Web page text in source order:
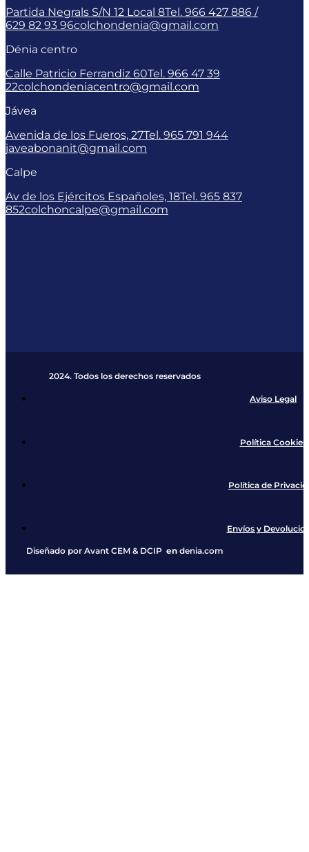
Partida Negrals S/N 12 Local 8Tel. 966 427 886 /
629 82 93 96colchondenia@gmail.com
Dénia centro
Calle Patricio Ferrandiz 60Tel. 966 47 39
22colchondeniacentro@gmail.com
Jávea
Avenida de los Fueros, 27Tel. 965 791 944
javeabonanit@gmail.com
Calpe
Av de los Ejércitos Españoles, 18Tel. 965 837
852colchoncalpe@gmail.com
2024. Todos los derechos reservados​
Aviso Legal
Política Cookies
Política de
Envíos y
Diseñado por Avant CEM& DCIP en denia.com